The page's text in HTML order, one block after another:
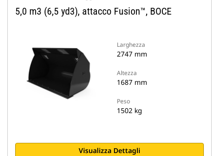
5,0 m3 (6,5 yd3), attacco Fusion™, BOCE
Larghezza
2747 mm
Altezza
1687 mm
Peso
1502 kg
Visualizza Dettagli